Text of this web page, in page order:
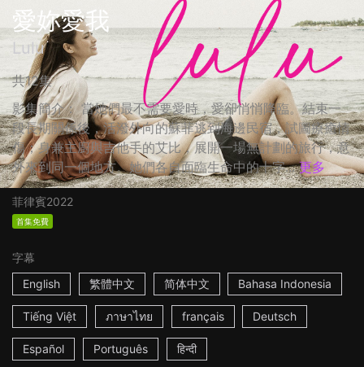
愛妳愛我
Lulu
共12集
影集簡介： 當她們最不需要愛時，愛卻悄悄降臨。結束一
段長期關係後，活潑外向的蘇菲逃到海邊民宿，試圖療癒情
傷；身兼主廚與吉他手的艾比，展開一場無計劃的旅行，意
外來到同一個地方。她們各自面臨生命中的十字... 更多
菲律賓2022
首集免費
字幕
English
繁體中文 简体中文 Bahasa Indonesia
Tiếng Việt ภาษาไทย français Deutsch
Español Português हिन्दी